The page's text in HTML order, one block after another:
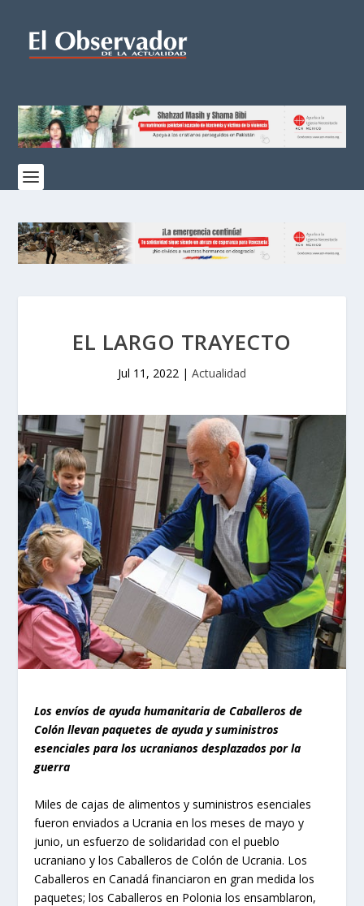
EL LARGO TRAYECTO
Jul 11, 2022 | Actualidad
Los envíos de ayuda humanitaria de Caballeros de
Colón llevan paquetes de ayuda y suministros
esenciales para los ucranianos desplazados por la
guerra
Miles de cajas de alimentos y suministros esenciales
fueron enviados a Ucrania en los meses de mayo y
junio, un esfuerzo de solidaridad con el pueblo
ucraniano y los Caballeros de Colón de Ucrania. Los
Caballeros en Canadá financiaron en gran medida los
paquetes; los Caballeros en Polonia los ensamblaron,